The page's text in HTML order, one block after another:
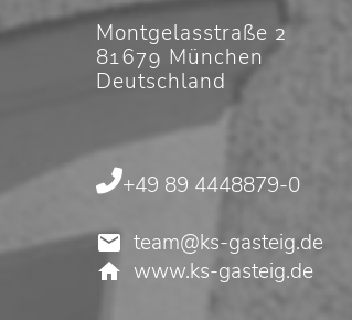
Montgelasstraße 2
81679 München
Deutschland
+49 89 4448879-0
team@ks-gasteig.de
www.ks-gasteig.de